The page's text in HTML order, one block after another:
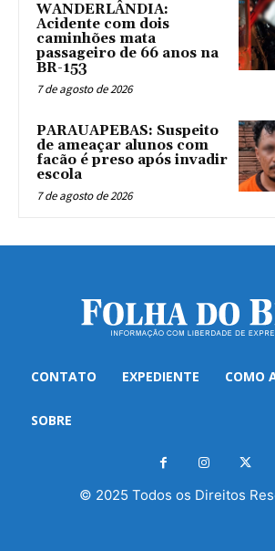
WANDERLÂNDIA:
Acidente com dois
caminhões mata
passageiro de 66 anos na
BR-153
7 de agosto de 2026
PARAUAPEBAS: Suspeito
de ameaçar alunos com
facão é preso após invadir
escola
7 de agosto de 2026
CONTATO EXPEDIENTE COMO
SOBRE
© 2025 Todos os Direitos